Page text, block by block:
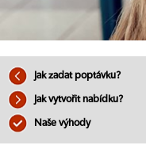
Jak zadat poptávku?
Jak vytvořit nabídku?
Naše výhody